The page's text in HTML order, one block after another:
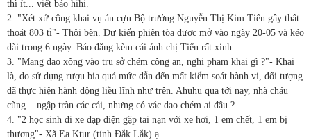
thì ít... viết báo hihi.
2. "Xét xử công khai vụ án cựu Bộ trưởng Nguyễn Thị Kim Tiến gây thất
thoát 803 tỉ"- Thôi bèn. Dự kiến phiên tòa được mở vào ngày 20-05 và kéo
dài trong 6 ngày. Báo đăng kèm cái ảnh chị Tiến rất xinh.
3. "Mang dao xông vào trụ sở chém công an, nghi phạm khai gì ?"- Khai
là, do sử dụng rượu bia quá mức dẫn đến mất kiểm soát hành vi, đối tượng
đã thực hiện hành động liều lĩnh như trên. Ahuhu qua tới nay, nhà cháu
cũng... ngập tràn các cái, nhưng có vác dao chém ai đâu ?
4. "2 học sinh đi xe đạp điện gặp tai nạn với xe hơi, 1 em chết, 1 em bị
thương"- Xã Ea Ktur (tỉnh Đắk Lắk) ạ.